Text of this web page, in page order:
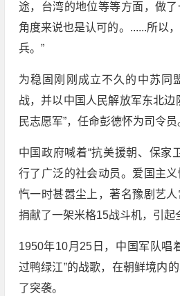
途，台湾的地位等等方面，做
角度来说也是认可的。......所以
兵。”
为稳固刚刚成立不久的中苏同
战，并以中国人民解放军东北边
民志愿军”，任命彭德怀为司令员
中国政府喊着“抗美援朝、保家
行了广泛的社会动员。爱国主
忾一时甚嚣尘上，著名豫剧艺
捐献了一架米格15战斗机，引起
1950年10月25日，中国军队唱
过鸭绿江”的战歌，在朝鲜境内
了突袭。